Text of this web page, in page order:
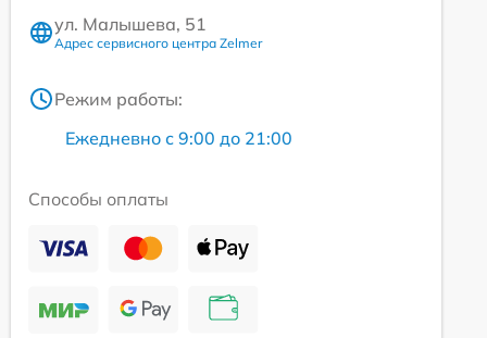
ул. Малышева, 51
Адрес сервисного центра Zelmer
Режим работы:
Ежедневно с 9:00 до 21:00
Способы оплаты